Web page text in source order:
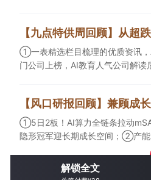
具备承接细胞与基因治疗产品商
买入。
①一表精选栏目梳理的优质资讯
门公司上榜，AI教育人气公司解读后获4连板； ②AI应
提及2家核心公司双双涨停。
①5日2板！AI算力全链条拉动
隐形冠军迎长期成长空间；②产能
难消，深坑之际再梳理行业逻辑
人带动MLCC景气周期持续！这家
王牌自营前瞻捕捉“预期差”，3日大
解锁全文